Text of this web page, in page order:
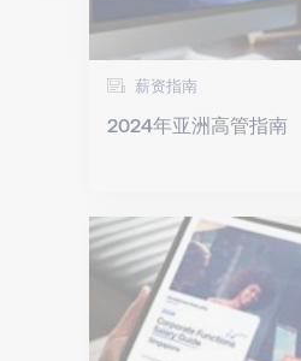
薪资指南
2024年亚洲高管指南